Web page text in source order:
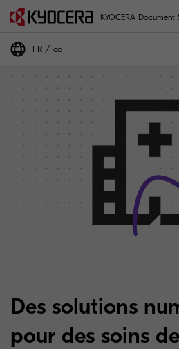
KYOCERA Document
FR ca
Des solutions
pour des soins